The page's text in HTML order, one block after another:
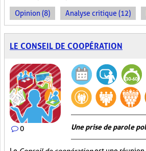
Opinion (8) Analyse critique (12)
LE CONSEIL DE COOPÉRATION
0 Une prise de parole